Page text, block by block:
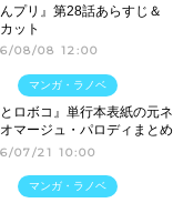
んプリ』第28話あらすじ＆
ット
08/08 12:00
とロボコ』単行本表紙の元ネ
マージュ・パロディまとめ
07/21 10:00
マンガ・ラノベ
マンガ・ラノベ